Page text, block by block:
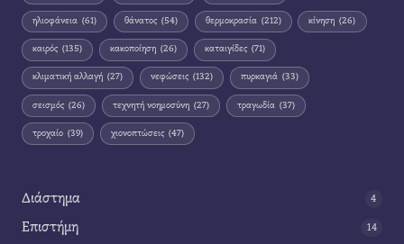
ηλιοφάνεια (61) θάνατος (54) θερμοκρασία (212) κίνηση (26)
καιρός (135) κακοποίηση (26) καταιγίδες (71)
κλιματική αλλαγή (27) νεφώσεις (132) πυρκαγιά (33)
σεισμός (26) τεχνητή νοημοσύνη (27) τραγωδία (37)
τροχαίο (39) χιονοπτώσεις (47)
Διάστημα 4
Επιστήμη 14